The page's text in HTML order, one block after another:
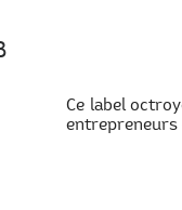
Ce label
entrepreneurs